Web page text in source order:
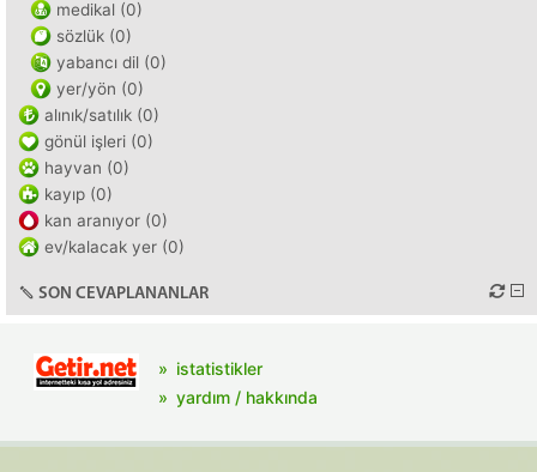
medikal (0)
sözlük (0)
yabancı dil (0)
yer/yön (0)
alınık/satılık (0)
gönül işleri (0)
hayvan (0)
kayıp (0)
kan aranıyor (0)
ev/kalacak yer (0)
SON CEVAPLANANLAR
istatistikler
yardım / hakkında